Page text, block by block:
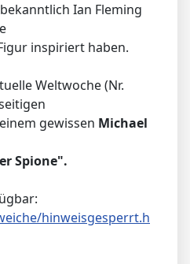
Ian Fleming
inspiriert haben.
Weltwoche (Nr.
gewissen Michael
Spione".
hinweisgesperrt.h